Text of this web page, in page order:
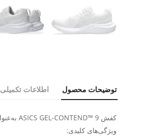
توضیحات محصول اطلاعات تکمیلی
کفش ASICS GEL-CONTEND™ 9 به‌عنوان یک کفش دویدن با پشتیبانی خنثی طراحی شده است که راحتی، حمایت و دوام بالایی را برای دوندگان فراهم می‌کند.
ویژگی‌های کلیدی: